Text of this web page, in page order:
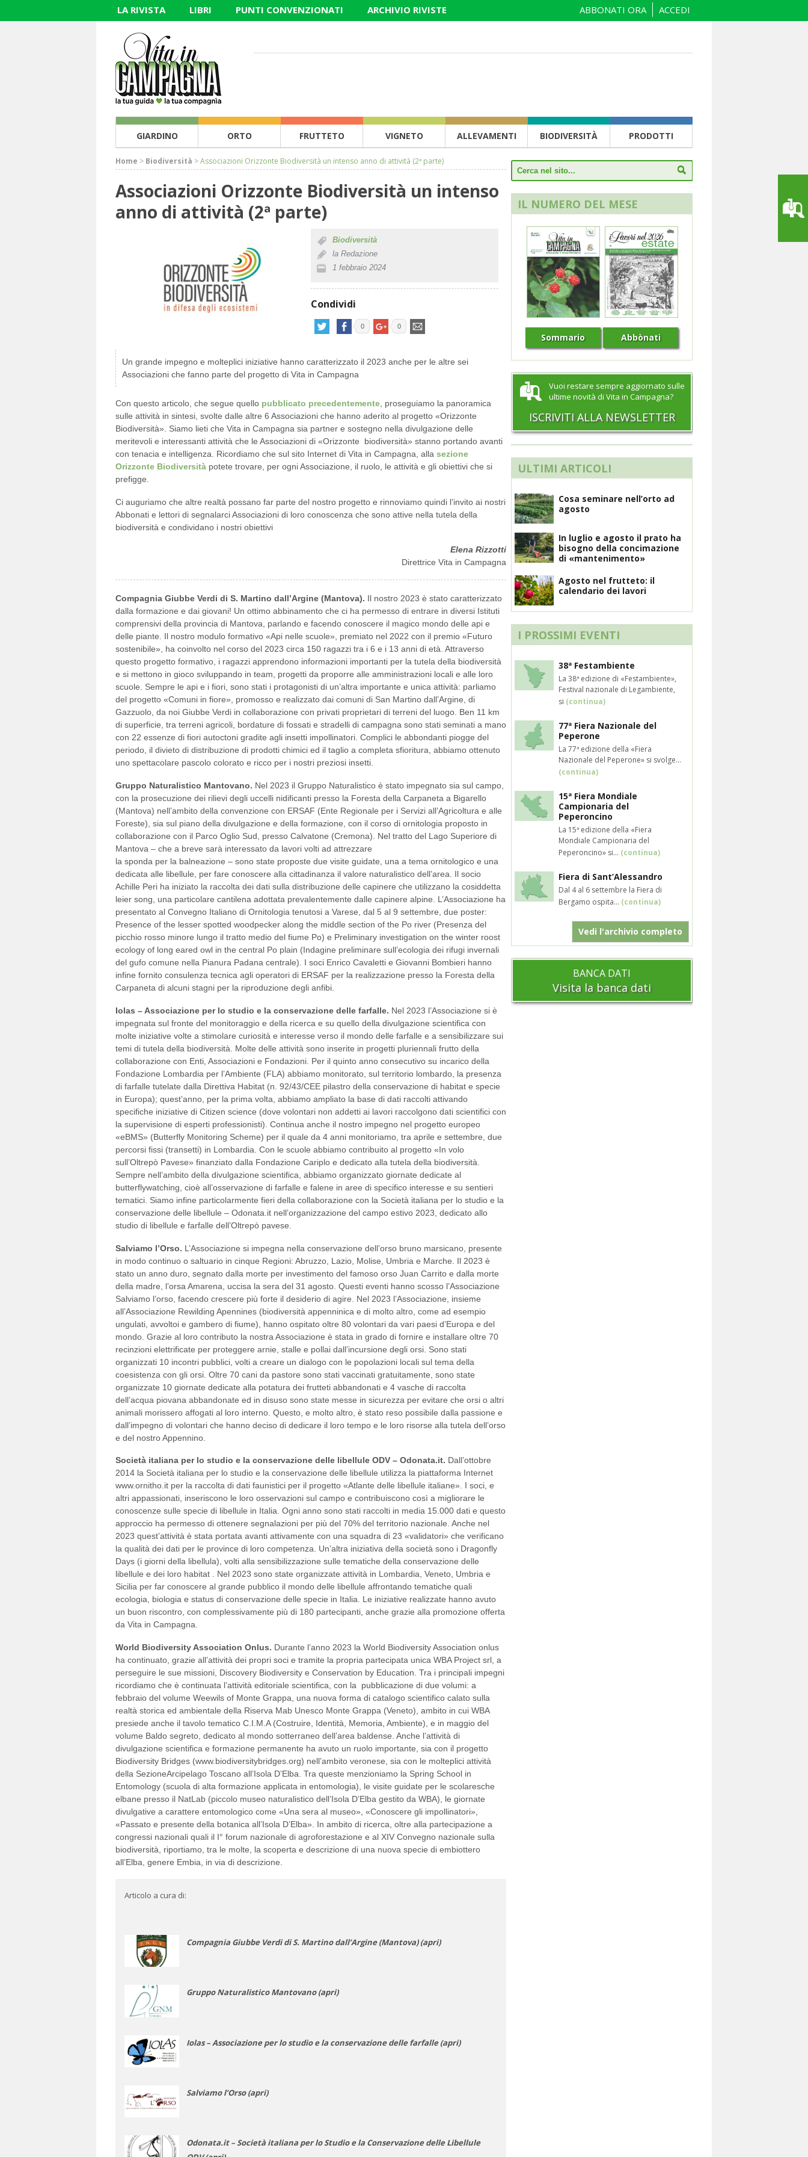
LA RIVISTA LIBRI PUNTI CONVENZIONATI ARCHIVIO RIVISTE ACCEDI
ABBONATI ORA
GIARDINO ORTO FRUTTETO VIGNETO ALLEVAMENTI BIODIVERSITÀ PRODOTTI
Home > Biodiversità >Associazioni Orizzonte Biodiversità un intenso anno di attività (2ª parte)
Associazioni Orizzonte Biodiversità un intenso
anno di attività (2ª parte)
Biodiversità
la Redazione
1 febbraio 2024
Condividi
0 0
Un grande impegno e molteplici iniziative hanno caratterizzato il 2023 anche per le altre sei
Associazioni che fanno parte del progetto di Vita in Campagna
Con questo articolo, che segue quello pubblicato precedentemente , proseguiamo la panoramica
sulle attività in sintesi, svolte dalle altre 6 Associazioni che hanno aderito al progetto «Orizzonte
Biodiversità». Siamo lieti che Vita in Campagna sia partner e sostegno nella divulgazione delle
meritevoli e interessanti attività che le Associazioni di «Orizzonte biodiversità» stanno portando avanti
con tenacia e intelligenza. Ricordiamo che sul sito Internet di Vita in Campagna, alla sezione
Orizzonte Biodiversità potete trovare, per ogni Associazione, il ruolo, le attività e gli obiettivi che si
prefigge.
Ci auguriamo che altre realtà possano far parte del nostro progetto e rinnoviamo quindi l’invito ai nostri
Abbonati e lettori di segnalarci Associazioni di loro conoscenza che sono attive nella tutela della
biodiversità e condividano i nostri obiettivi
Elena Rizzotti
Direttrice Vita in Campagna
Compagnia Giubbe Verdi di S. Martino dall’Argine (Mantova). Il nostro 2023 è stato caratterizzato
dalla formazione e dai giovani! Un ottimo abbinamento che ci ha permesso di entrare in diversi Istituti
comprensivi della provincia di Mantova, parlando e facendo conoscere il magico mondo delle api e
delle piante. Il nostro modulo formativo «Api nelle scuole», premiato nel 2022 con il premio «Futuro
sostenibile», ha coinvolto nel corso del 2023 circa 150 ragazzi tra i 6 e i 13 anni di età. Attraverso
questo progetto formativo, i ragazzi apprendono informazioni importanti per la tutela della biodiversità
e si mettono in gioco sviluppando in team, progetti da proporre alle amministrazioni locali e alle loro
scuole. Sempre le api e i fiori, sono stati i protagonisti di un’altra importante e unica attività: parliamo
del progetto «Comuni in fiore», promosso e realizzato dai comuni di San Martino dall’Argine, di
Gazzuolo, da noi Giubbe Verdi in collaborazione con privati proprietari di terreni del luogo. Ben 11 km
di superficie, tra terreni agricoli, bordature di fossati e stradelli di campagna sono stati seminati a mano
con 22 essenze di fiori autoctoni gradite agli insetti impollinatori. Complici le abbondanti piogge del
periodo, il divieto di distribuzione di prodotti chimici ed il taglio a completa sfioritura, abbiamo ottenuto
uno spettacolare pascolo colorato e ricco per i nostri preziosi insetti.
Gruppo Naturalistico Mantovano. Nel 2023 il Gruppo Naturalistico è stato impegnato sia sul campo,
con la prosecuzione dei rilievi degli uccelli nidificanti presso la Foresta della Carpaneta a Bigarello
(Mantova) nell’ambito della convenzione con ERSAF (Ente Regionale per i Servizi all’Agricoltura e alle
Foreste), sia sul piano della divulgazione e della formazione, con il corso di ornitologia proposto in
collaborazione con il Parco Oglio Sud, presso Calvatone (Cremona). Nel tratto del Lago Superiore di
Mantova – che a breve sarà interessato da lavori volti ad attrezzare
la sponda per la balneazione – sono state proposte due visite guidate, una a tema ornitologico e una
dedicata alle libellule, per fare conoscere alla cittadinanza il valore naturalistico dell’area. Il socio
Achille Peri ha iniziato la raccolta dei dati sulla distribuzione delle capinere che utilizzano la cosiddetta
leier song, una particolare cantilena adottata prevalentemente dalle capinere alpine. L’Associazione ha
presentato al Convegno Italiano di Ornitologia tenutosi a Varese, dal 5 al 9 settembre, due poster:
Presence of the lesser spotted woodpecker along the middle section of the Po river (Presenza del
picchio rosso minore lungo il tratto medio del fiume Po) e Preliminary investigation on the winter roost
ecology of long eared owl in the central Po plain (Indagine preliminare sull’ecologia dei rifugi invernali
del gufo comune nella Pianura Padana centrale). I soci Enrico Cavaletti e Giovanni Bombieri hanno
infine fornito consulenza tecnica agli operatori di ERSAF per la realizzazione presso la Foresta della
Carpaneta di alcuni stagni per la riproduzione degli anfibi.
Iolas – Associazione per lo studio e la conservazione delle farfalle. Nel 2023 l’Associazione si è
impegnata sul fronte del monitoraggio e della ricerca e su quello della divulgazione scientifica con
molte iniziative volte a stimolare curiosità e interesse verso il mondo delle farfalle e a sensibilizzare sui
temi di tutela della biodiversità. Molte delle attività sono inserite in progetti pluriennali frutto della
collaborazione con Enti, Associazioni e Fondazioni. Per il quinto anno consecutivo su incarico della
Fondazione Lombardia per l’Ambiente (FLA) abbiamo monitorato, sul territorio lombardo, la presenza
di farfalle tutelate dalla Direttiva Habitat (n. 92/43/CEE pilastro della conservazione di habitat e specie
in Europa); quest’anno, per la prima volta, abbiamo ampliato la base di dati raccolti attivando
specifiche iniziative di Citizen science (dove volontari non addetti ai lavori raccolgono dati scientifici con
la supervisione di esperti professionisti). Continua anche il nostro impegno nel progetto europeo
«eBMS» (Butterfly Monitoring Scheme) per il quale da 4 anni monitoriamo, tra aprile e settembre, due
percorsi fissi (transetti) in Lombardia. Con le scuole abbiamo contribuito al progetto «In volo
sull’Oltrepò Pavese» finanziato dalla Fondazione Cariplo e dedicato alla tutela della biodiversità.
Sempre nell’ambito della divulgazione scientifica, abbiamo organizzato giornate dedicate al
butterflywatching, cioè all’osservazione di farfalle e falene in aree di specifico interesse e su sentieri
tematici. Siamo infine particolarmente fieri della collaborazione con la Società italiana per lo studio e la
conservazione delle libellule – Odonata.it nell’organizzazione del campo estivo 2023, dedicato allo
studio di libellule e farfalle dell’Oltrepò pavese.
Salviamo l’Orso. L’Associazione si impegna nella conservazione dell’orso bruno marsicano, presente
in modo continuo o saltuario in cinque Regioni: Abruzzo, Lazio, Molise, Umbria e Marche. Il 2023 è
stato un anno duro, segnato dalla morte per investimento del famoso orso Juan Carrito e dalla morte
della madre, l’orsa Amarena, uccisa la sera del 31 agosto. Questi eventi hanno scosso l’Associazione
Salviamo l’orso, facendo crescere più forte il desiderio di agire. Nel 2023 l’Associazione, insieme
all’Associazione Rewilding Apennines (biodiversità appenninica e di molto altro, come ad esempio
ungulati, avvoltoi e gambero di fiume), hanno ospitato oltre 80 volontari da vari paesi d’Europa e del
mondo. Grazie al loro contributo la nostra Associazione è stata in grado di fornire e installare oltre 70
recinzioni elettrificate per proteggere arnie, stalle e pollai dall’incursione degli orsi. Sono stati
organizzati 10 incontri pubblici, volti a creare un dialogo con le popolazioni locali sul tema della
coesistenza con gli orsi. Oltre 70 cani da pastore sono stati vaccinati gratuitamente, sono state
organizzate 10 giornate dedicate alla potatura dei frutteti abbandonati e 4 vasche di raccolta
dell’acqua piovana abbandonate ed in disuso sono state messe in sicurezza per evitare che orsi o altri
animali morissero affogati al loro interno. Questo, e molto altro, è stato reso possibile dalla passione e
dall’impegno di volontari che hanno deciso di dedicare il loro tempo e le loro risorse alla tutela dell’orso
e del nostro Appennino.
Società italiana per lo studio e la conservazione delle libellule ODV – Odonata.it. Dall’ottobre
2014 la Società italiana per lo studio e la conservazione delle libellule utilizza la piattaforma Internet
www.ornitho.it per la raccolta di dati faunistici per il progetto «Atlante delle libellule italiane». I soci, e
altri appassionati, inseriscono le loro osservazioni sul campo e contribuiscono così a migliorare le
conoscenze sulle specie di libellule in Italia. Ogni anno sono stati raccolti in media 15.000 dati e questo
approccio ha permesso di ottenere segnalazioni per più del 70% del territorio nazionale. Anche nel
2023 quest’attività è stata portata avanti attivamente con una squadra di 23 «validatori» che verificano
la qualità dei dati per le province di loro competenza. Un’altra iniziativa della società sono i Dragonfly
Days (i giorni della libellula), volti alla sensibilizzazione sulle tematiche della conservazione delle
libellule e dei loro habitat . Nel 2023 sono state organizzate attività in Lombardia, Veneto, Umbria e
Sicilia per far conoscere al grande pubblico il mondo delle libellule affrontando tematiche quali
ecologia, biologia e status di conservazione delle specie in Italia. Le iniziative realizzate hanno avuto
un buon riscontro, con complessivamente più di 180 partecipanti, anche grazie alla promozione offerta
da Vita in Campagna.
World Biodiversity Association Onlus. Durante l’anno 2023 la World Biodiversity Association onlus
ha continuato, grazie all’attività dei propri soci e tramite la propria partecipata unica WBA Project srl, a
perseguire le sue missioni, Discovery Biodiversity e Conservation by Education. Tra i principali impegni
ricordiamo che è continuata l’attività editoriale scientifica, con la pubblicazione di due volumi: a
febbraio del volume Weewils of Monte Grappa, una nuova forma di catalogo scientifico calato sulla
realtà storica ed ambientale della Riserva Mab Unesco Monte Grappa (Veneto), ambito in cui WBA
presiede anche il tavolo tematico C.I.M.A (Costruire, Identità, Memoria, Ambiente), e in maggio del
volume Baldo segreto, dedicato al mondo sotterraneo dell’area baldense. Anche l’attività di
divulgazione scientifica e formazione permanente ha avuto un ruolo importante, sia con il progetto
Biodiversity Bridges (www.biodiversitybridges.org) nell’ambito veronese, sia con le molteplici attività
della SezioneArcipelago Toscano all’Isola D’Elba. Tra queste menzioniamo la Spring School in
Entomology (scuola di alta formazione applicata in entomologia), le visite guidate per le scolaresche
elbane presso il NatLab (piccolo museo naturalistico dell’Isola D’Elba gestito da WBA), le giornate
divulgative a carattere entomologico come «Una sera al museo», «Conoscere gli impollinatori»,
«Passato e presente della botanica all’Isola D’Elba». In ambito di ricerca, oltre alla partecipazione a
congressi nazionali quali il I° forum nazionale di agroforestazione e al XIV Convegno nazionale sulla
biodiversità, riportiamo, tra le molte, la scoperta e descrizione di una nuova specie di embiottero
all’Elba, genere Embia, in via di descrizione.
Articolo a cura di:
Compagnia Giubbe Verdi di S. Martino dall’Argine (Mantova) (apri)
Gruppo Naturalistico Mantovano (apri)
Iolas – Associazione per lo studio e la conservazione delle farfalle (apri)
Salviamo l’Orso (apri)
Odonata.it – Società italiana per lo Studio e la Conservazione delle Libellule
IL NUMERO DEL MESE
Sommario Abbònati
Vuoi restare sempre aggiornato sulle
ultime novità di Vita in Campagna?
ISCRIVITI ALLA NEWSLETTER
ULTIMI ARTICOLI
Cosa seminare nell’orto ad
agosto
In luglio e agosto il prato ha
bisogno della concimazione
di «mantenimento»
Agosto nel frutteto: il
calendario dei lavori
I PROSSIMI EVENTI
38ª Festambiente
La 38ª edizione di «Festambiente»,
Festival nazionale di Legambiente,
si (continua)
77ª Fiera Nazionale del
Peperone
La 77ª edizione della «Fiera
Nazionale del Peperone» si svolge...
(continua)
15ª Fiera Mondiale
Campionaria del
Peperoncino
La 15ª edizione della «Fiera
Mondiale Campionaria del
Peperoncino» si... (continua)
Fiera di Sant’Alessandro
Dal 4 al 6 settembre la Fiera di
Bergamo ospita... (continua)
Vedi l'archivio completo
BANCA DATI
Visita la banca dati